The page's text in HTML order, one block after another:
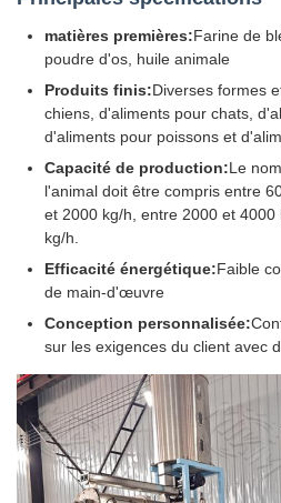
matières premières:Farine de
poudre d'os, huile animale
Produits finis:Diverses formes
chiens, d'aliments pour chats,
d'aliments pour poissons et
Capacité de production:Le
l'animal doit être compris entre
et 2000 kg/h, entre 2000 et
kg/h.
Efficacité énergétique:Faible
de main-d'œuvre
Conception personnalisée:
sur les exigences du client avec